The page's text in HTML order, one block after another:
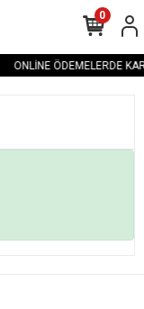
ONLİNE ÖDEMELERDE
0